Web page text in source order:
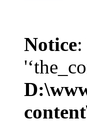
Notice